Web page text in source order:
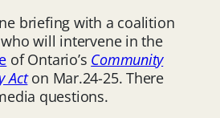
briefing with a coalition
will intervene in the
of Ontario’s Community
Act on Mar.24-25. There
questions.